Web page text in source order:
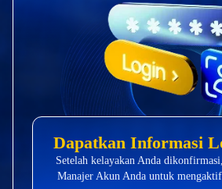
Dapatkan Informasi
Setelah kelayakan Anda
Manajer Akun Anda untuk